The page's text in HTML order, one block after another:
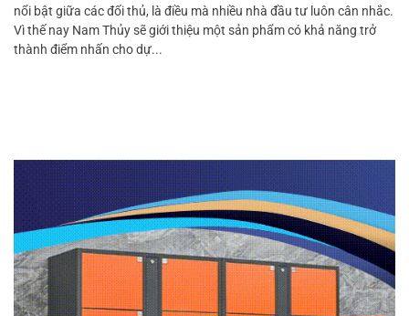
nổi bật giữa các đối thủ, là điều mà nhiều nhà đầu tư luôn cân nhắc.
Vì thế nay Nam Thủy sẽ giới thiệu một sản phẩm có khả năng trở
thành điểm nhấn cho dự...